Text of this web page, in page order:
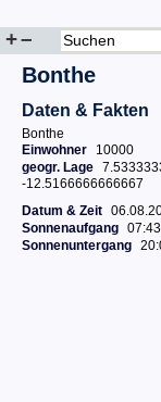
+–
Bonthe
Daten & Fakten
Bonthe
Einwohner
10000
geogr. Lage
-12.5166666666667
Datum & Zeit
Sonnenaufgang 07:43
Sonnenuntergang